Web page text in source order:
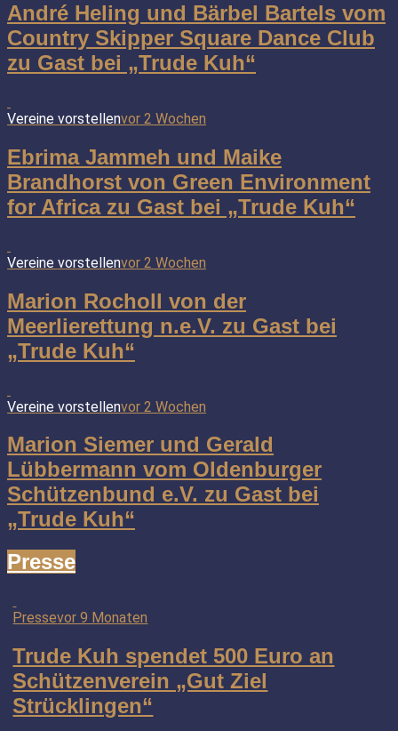
André Heling und Bärbel Bartels vom
Country Skipper Square Dance Club
zu Gast bei „Trude Kuh“
Vereine vorstellenvor 2 Wochen
Ebrima Jammeh und Maike
Brandhorst von Green Environment
for Africa zu Gast bei „Trude Kuh“
Vereine vorstellenvor 2 Wochen
Marion Rocholl von der
Meerlierettung n.e.V. zu Gast bei
„Trude Kuh“
Vereine vorstellenvor 2 Wochen
Marion Siemer und Gerald
Lübbermann vom Oldenburger
Schützenbund e.V. zu Gast bei
„Trude Kuh“
Presse
Pressevor 9 Monaten
Trude Kuh spendet 500 Euro an
Schützenverein „Gut Ziel
Strücklingen“